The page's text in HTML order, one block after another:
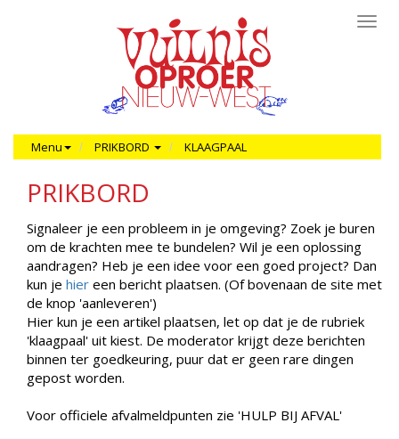
Menu PRIKBORD KLAAGPAAL
PRIKBORD
Signaleer je een probleem in je omgeving? Zoek je buren
om de krachten mee te bundelen? Wil je een oplossing
aandragen? Heb je een idee voor een goed project? Dan
kun je hier een bericht plaatsen. (Of bovenaan de site met
de knop 'aanleveren')
Hier kun je een artikel plaatsen, let op dat je de rubriek
'klaagpaal' uit kiest. De moderator krijgt deze berichten
binnen ter goedkeuring, puur dat er geen rare dingen
gepost worden.
Voor officiele afvalmeldpunten zie 'HULP BIJ AFVAL'